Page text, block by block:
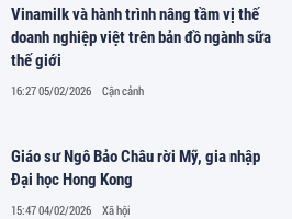
Vinamilk và hành trình nâng tầm vị thế
doanh nghiệp việt trên bản đồ ngành sữa
thế giới
16:27 05/02/2026 Cận cảnh
Giáo sư Ngô Bảo Châu rời Mỹ, gia nhập
Đại học Hong Kong
15:47 04/02/2026 Xã hội